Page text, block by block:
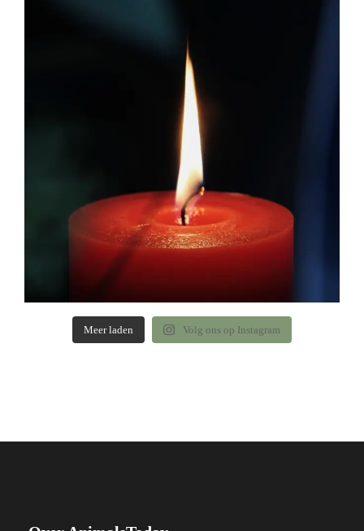
Meer laden Volg ons op Instagram